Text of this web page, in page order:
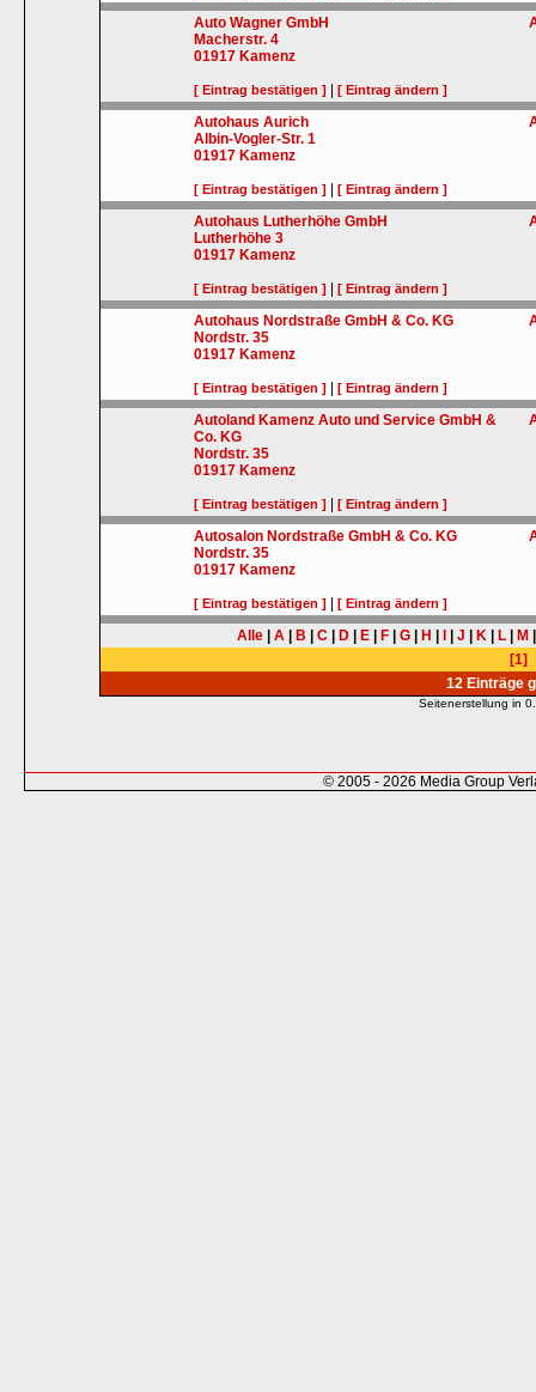
Auto Wagner GmbH
Macherstr. 4
01917 Kamenz
[ Eintrag bestätigen ] |[ Eintrag ändern ]
Autohaus Aurich
Albin-Vogler-Str. 1
01917 Kamenz
[ Eintrag bestätigen ] |[ Eintrag ändern ]
Autohaus Lutherhöhe GmbH
Lutherhöhe 3
01917 Kamenz
[ Eintrag bestätigen ] |[ Eintrag ändern ]
Autohaus Nordstraße GmbH & Co. KG
Nordstr. 35
01917 Kamenz
[ Eintrag bestätigen ] |[ Eintrag ändern ]
Autoland Kamenz Auto und Service GmbH &
Co. KG
Nordstr. 35
01917 Kamenz
[ Eintrag bestätigen ] |[ Eintrag ändern ]
Autosalon Nordstraße GmbH & Co. KG
Nordstr. 35
01917 Kamenz
[ Eintrag bestätigen ] |[ Eintrag ändern ]
Alle A B C D E F G H J K L M
[1]
12 Einträge
Seitenerstellung in
© 2005 - 2026 Media Group